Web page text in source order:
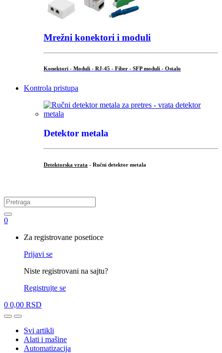
Mrežni konektori i moduli
Konektori - Moduli - RJ-45 - Fiber - SFP moduli - Ostalo
Kontrola pristupa
Detektor metala
Detektorska vrata - Ručni detektor metala
Search
for:
0
Za registrovane posetioce
Prijavi se
Niste registrovani na sajtu?
Registrujte se
0 0,00 RSD
OpenClose
Svi artikli
Alati i mašine
Automatizacija